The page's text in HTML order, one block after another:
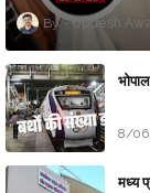
Updesh
8/
मध्य